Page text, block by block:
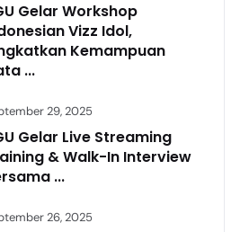
Gelar Workshop
Vizz Idol,
Kemampuan
...
29, 2025
Gelar Live Streaming
& Walk-In Interview
...
26, 2025